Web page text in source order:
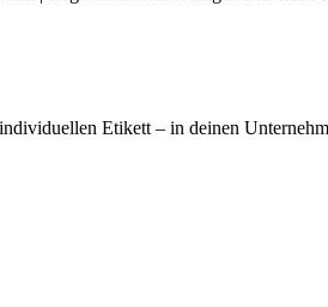
Etikett – in deinen